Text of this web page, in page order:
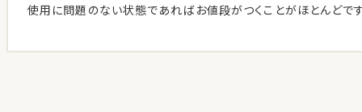
使用に問題のない状態であればお値段がつくことがほとんどです